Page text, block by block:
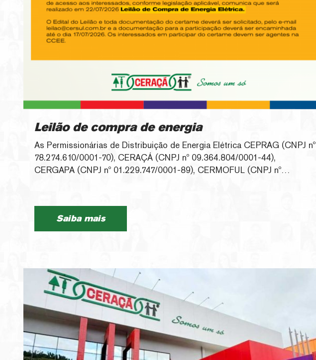
Leilão de compra de energia
As Permissionárias de Distribuição de Energia Elétrica CEPRAG (CNPJ nº
78.274.610/0001-70), CERAÇÁ (CNPJ nº 09.364.804/0001-44),
CERGAPA (CNPJ nº 01.229.747/0001-89), CERMOFUL (CNPJ nº
86.532.348/0001-45), de forma a assegurar publicidade, transparência e
igualdade de acesso aos interessados, conforme legislação aplicável,
comunica que será realizado em 22/07/2026 Leilão de Compra de
Saiba mais